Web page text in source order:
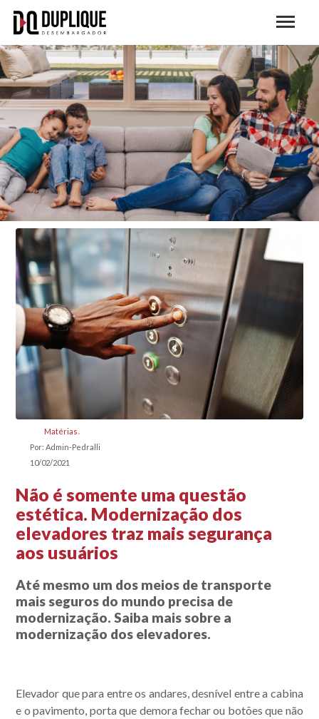
Matérias
Por: Admin-Pedralli
10/02/2021
Não é somente uma questão
estética. Modernização dos
elevadores traz mais segurança
aos usuários
Até mesmo um dos meios de transporte
mais seguros do mundo precisa de
modernização. Saiba mais sobre a
modernização dos elevadores.
Elevador que para entre os andares, desnível entre a cabina
e o pavimento, porta que demora fechar ou botões que não